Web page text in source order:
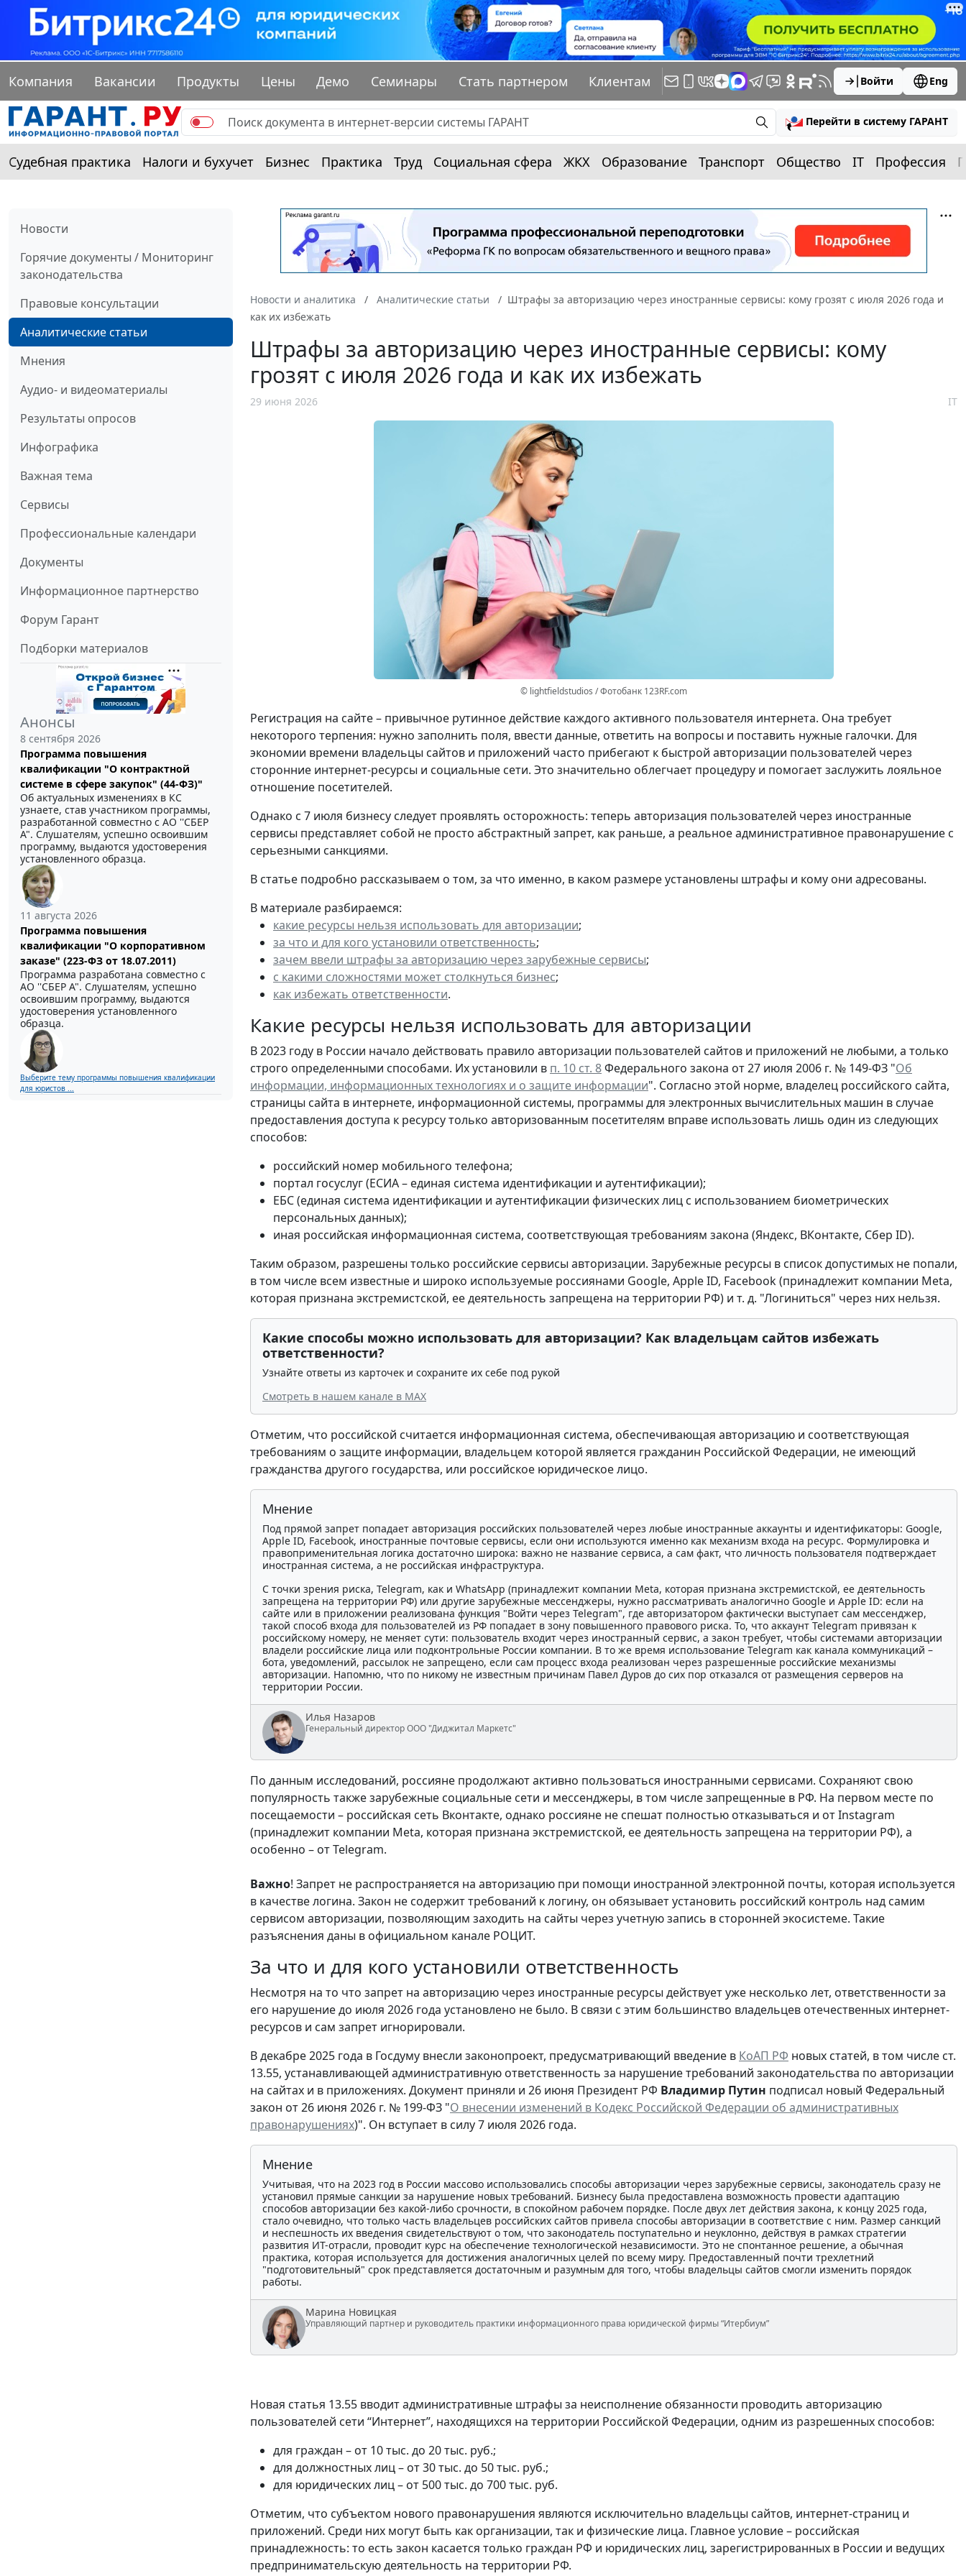
Компания Вакансии Продукты Цены Демо Семинары Стать партнером Клиентам Войти Eng
Перейти в систему ГАРАНТ
Судебная практика Налоги и бухучет Бизнес Практика Труд Социальная сфера ЖКХ Образование Транспорт Общество IT Профессия
Новости
Горячие документы / Мониторинг
законодательства
Правовые консультации
Аналитические статьи
Мнения
Аудио- и видеоматериалы
Результаты опросов
Инфографика
Важная тема
Сервисы
Профессиональные календари
Документы
Информационное партнерство
Форум Гарант
Подборки материалов
Анонсы
8 сентября 2026
Программа повышения
квалификации "О контрактной
системе в сфере закупок" (44-ФЗ)"
Об актуальных изменениях в КС
узнаете, став участником программы,
разработанной совместно с АО ''СБЕР
А". Слушателям, успешно освоившим
программу, выдаются удостоверения
установленного образца.
11 августа 2026
Программа повышения
квалификации "О корпоративном
заказе" (223-ФЗ от 18.07.2011)
Программа разработана совместно с
АО ''СБЕР А". Слушателям, успешно
освоившим программу, выдаются
удостоверения установленного
образца.
Выберите тему программы повышения квалификации
для юристов ...
Новости и аналитика Аналитические статьи
Штрафы за авторизацию через иностранные сервисы: кому грозят с июля 2026 года и
как их избежать
Штрафы за авторизацию через иностранные сервисы: кому
грозят с июля 2026 года и как их избежать
29 июня 2026 IT
© lightfieldstudios / Фотобанк 123RF.com
Регистрация на сайте – привычное рутинное действие каждого активного пользователя интернета. Она требует
некоторого терпения: нужно заполнить поля, ввести данные, ответить на вопросы и поставить нужные галочки. Для
экономии времени владельцы сайтов и приложений часто прибегают к быстрой авторизации пользователей через
сторонние интернет-ресурсы и социальные сети. Это значительно облегчает процедуру и помогает заслужить лояльное
отношение посетителей.
Однако с 7 июля бизнесу следует проявлять осторожность: теперь авторизация пользователей через иностранные
сервисы представляет собой не просто абстрактный запрет, как раньше, а реальное административное правонарушение с
серьезными санкциями.
В статье подробно рассказываем о том, за что именно, в каком размере установлены штрафы и кому они адресованы.
В материале разбираемся:
какие ресурсы нельзя использовать для авторизации;
за что и для кого установили ответственность;
зачем ввели штрафы за авторизацию через зарубежные сервисы;
с какими сложностями может столкнуться бизнес;
как избежать ответственности.
Какие ресурсы нельзя использовать для авторизации
В 2023 году в России начало действовать правило авторизации пользователей сайтов и приложений не любыми, а только
строго определенными способами. Их установили в п. 10 ст. 8Федерального закона от 27 июля 2006 г. № 149-ФЗ "Об
информации, информационных технологиях и о защите информации". Согласно этой норме, владелец российского сайта,
страницы сайта в интернете, информационной системы, программы для электронных вычислительных машин в случае
предоставления доступа к ресурсу только авторизованным посетителям вправе использовать лишь один из следующих
способов:
российский номер мобильного телефона;
портал госуслуг (ЕСИА – единая система идентификации и аутентификации);
ЕБС (единая система идентификации и аутентификации физических лиц с использованием биометрических
персональных данных);
иная российская информационная система, соответствующая требованиям закона (Яндекс, ВКонтакте, Сбер ID).
Таким образом, разрешены только российские сервисы авторизации. Зарубежные ресурсы в список допустимых не попали,
в том числе всем известные и широко используемые россиянами Google, Apple ID, Facebook (принадлежит компании Meta,
которая признана экстремистской, ее деятельность запрещена на территории РФ) и т. д. "Логиниться" через них нельзя.
Какие способы можно использовать для авторизации? Как владельцам сайтов избежать
ответственности?
Узнайте ответы из карточек и сохраните их себе под рукой
Смотреть в нашем канале в МАХ
Отметим, что российской считается информационная система, обеспечивающая авторизацию и соответствующая
требованиям о защите информации, владельцем которой является гражданин Российской Федерации, не имеющий
гражданства другого государства, или российское юридическое лицо.
Мнение
Под прямой запрет попадает авторизация российских пользователей через любые иностранные аккаунты и идентификаторы: Google,
Apple ID, Facebook, иностранные почтовые сервисы, если они используются именно как механизм входа на ресурс. Формулировка и
правоприменительная логика достаточно широка: важно не название сервиса, а сам факт, что личность пользователя подтверждает
иностранная система, а не российская инфраструктура.
С точки зрения риска, Telegram, как и WhatsApp (принадлежит компании Meta, которая признана экстремистской, ее деятельность
запрещена на территории РФ) или другие зарубежные мессенджеры, нужно рассматривать аналогично Google и Apple ID: если на
сайте или в приложении реализована функция "Войти через Telegram", где авторизатором фактически выступает сам мессенджер,
такой способ входа для пользователей из РФ попадает в зону повышенного правового риска. То, что аккаунт Telegram привязан к
российскому номеру, не меняет сути: пользователь входит через иностранный сервис, а закон требует, чтобы системами авторизации
владели российские лица или подконтрольные России компании. В то же время использование Telegram как канала коммуникаций –
бота, уведомлений, рассылок не запрещено, если сам процесс входа реализован через разрешенные российские механизмы
авторизации. Напомню, что по никому не известным причинам Павел Дуров до сих пор отказался от размещения серверов на
территории России.
Илья Назаров
Генеральный директор ООО "Диджитал Маркетс"
По данным исследований, россияне продолжают активно пользоваться иностранными сервисами. Сохраняют свою
популярность также зарубежные социальные сети и мессенджеры, в том числе запрещенные в РФ. На первом месте по
посещаемости – российская сеть Вконтакте, однако россияне не спешат полностью отказываться и от Instagram
(принадлежит компании Meta, которая признана экстремистской, ее деятельность запрещена на территории РФ), а
особенно – от Telegram.
Важно! Запрет не распространяется на авторизацию при помощи иностранной электронной почты, которая используется
в качестве логина. Закон не содержит требований к логину, он обязывает установить российский контроль над самим
сервисом авторизации, позволяющим заходить на сайты через учетную запись в сторонней экосистеме. Такие
разъяснения даны в официальном канале РОЦИТ.
За что и для кого установили ответственность
Несмотря на то что запрет на авторизацию через иностранные ресурсы действует уже несколько лет, ответственности за
его нарушение до июля 2026 года установлено не было. В связи с этим большинство владельцев отечественных интернет-
ресурсов и сам запрет игнорировали.
В декабре 2025 года в Госдуму внесли законопроект, предусматривающий введение в КоАП РФ новых статей, в том числе ст.
13.55, устанавливающей административную ответственность за нарушение требований законодательства по авторизации
на сайтах и в приложениях. Документ приняли и 26 июня Президент РФ Владимир Путин подписал новый Федеральный
закон от 26 июня 2026 г. № 199-ФЗ "О внесении изменений в Кодекс Российской Федерации об административных
правонарушениях)". Он вступает в силу 7 июля 2026 года.
Мнение
Учитывая, что на 2023 год в России массово использовались способы авторизации через зарубежные сервисы, законодатель сразу не
установил прямые санкции за нарушение новых требований. Бизнесу была предоставлена возможность провести адаптацию
способов авторизации без какой-либо срочности, в спокойном рабочем порядке. После двух лет действия закона, к концу 2025 года,
стало очевидно, что только часть владельцев российских сайтов привела способы авторизации в соответствие с ним. Размер санкций
и неспешность их введения свидетельствуют о том, что законодатель поступательно и неуклонно, действуя в рамках стратегии
развития ИТ-отрасли, проводит курс на обеспечение технологической независимости. Это не спонтанное решение, а обычная
практика, которая используется для достижения аналогичных целей по всему миру. Предоставленный почти трехлетний
"подготовительный" срок представляется достаточным и разумным для того, чтобы владельцы сайтов смогли изменить порядок
работы.
Марина Новицкая
Управляющий партнер и руководитель практики информационного права юридической фирмы “Итербиум”
Новая статья 13.55 вводит административные штрафы за неисполнение обязанности проводить авторизацию
пользователей сети “Интернет”, находящихся на территории Российской Федерации, одним из разрешенных способов:
для граждан – от 10 тыс. до 20 тыс. руб.;
для должностных лиц – от 30 тыс. до 50 тыс. руб.;
для юридических лиц – от 500 тыс. до 700 тыс. руб.
Отметим, что субъектом нового правонарушения являются исключительно владельцы сайтов, интернет-страниц и
приложений. Среди них могут быть как организации, так и физические лица. Главное условие – российская
принадлежность: то есть закон касается только граждан РФ и юридических лиц, зарегистрированных в России и ведущих
предпринимательскую деятельность на территории РФ.